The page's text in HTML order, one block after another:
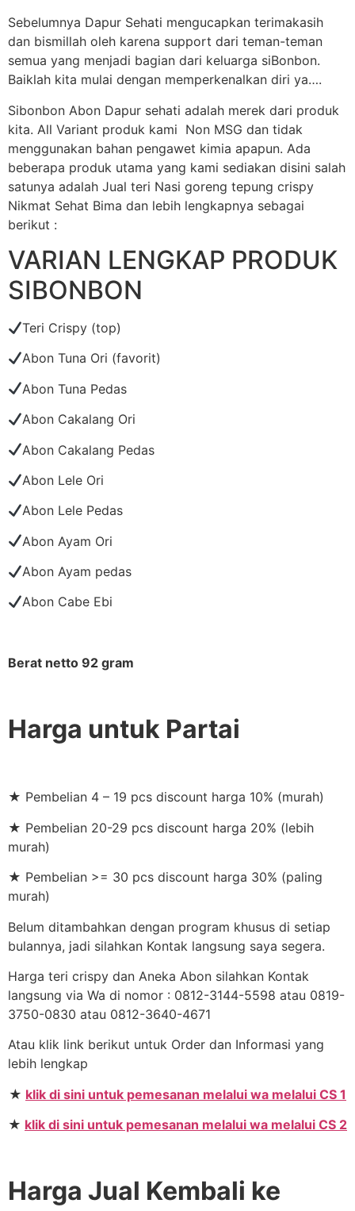
Sebelumnya Dapur Sehati mengucapkan terimakasih
dan bismillah oleh karena support dari teman-teman
semua yang menjadi bagian dari keluarga siBonbon.
Baiklah kita mulai dengan memperkenalkan diri ya….
Sibonbon Abon Dapur sehati adalah merek dari produk
kita. All Variant produk kami Non MSG dan tidak
menggunakan bahan pengawet kimia apapun. Ada
beberapa produk utama yang kami sediakan disini salah
satunya adalah Jual teri Nasi goreng tepung crispy
Nikmat Sehat Bima dan lebih lengkapnya sebagai
berikut :
VARIAN LENGKAP PRODUK
SIBONBON
Teri Crispy (top)
Abon Tuna Ori (favorit)
Abon Tuna Pedas
Abon Cakalang Ori
Abon Cakalang Pedas
Abon Lele Ori
Abon Lele Pedas
Abon Ayam Ori
Abon Ayam pedas
Abon Cabe Ebi
Berat netto 92 gram
Harga untuk Partai
★ Pembelian 4 – 19 pcs discount harga 10% (murah)
★ Pembelian 20-29 pcs discount harga 20% (lebih
murah)
★ Pembelian >= 30 pcs discount harga 30% (paling
murah)
Belum ditambahkan dengan program khusus di setiap
bulannya, jadi silahkan Kontak langsung saya segera.
Harga teri crispy dan Aneka Abon silahkan Kontak
langsung via Wa di nomor : 0812-3144-5598 atau 0819-
3750-0830 atau 0812-3640-4671
Atau klik link berikut untuk Order dan Informasi yang
lebih lengkap
★ klik di sini untuk pemesanan melalui wa melalui CS 1
★ klik di sini untuk pemesanan melalui wa melalui CS 2
Harga Jual Kembali ke